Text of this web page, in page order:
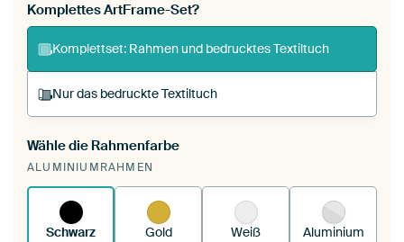
Komplettes ArtFrame-Set?
Komplettset: Rahmen und bedrucktes Textiltuch
Nur das bedruckte Textiltuch
Du spannst einen wechselbaren Textiltuch in
deinen vorhandenen ArtFrame™.
funktioniert es.
Wähle die Rahmenfarbe
ALUMINIUMRAHMEN
Schwarz Gold Weiß Aluminium